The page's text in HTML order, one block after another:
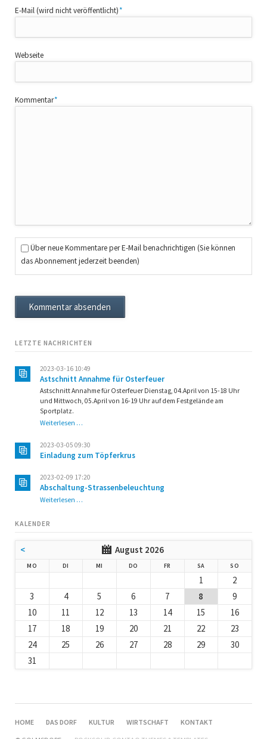
Pflichtfeld
E-Mail (wird nicht veröffentlicht)*
Webseite
Pflichtfeld
Kommentar*
Über neue Kommentare per E-Mail benachrichtigen (Sie können
das Abonnement jederzeit beenden)
Kommentar absenden
LETZTE NACHRICHTEN
2023-03-16 10:49
Astschnitt Annahme für Osterfeuer
Astschnitt Annahme für Osterfeuer Dienstag, 04.April von 15-18 Uhr
und Mittwoch, 05.April von 16-19 Uhr auf dem Festgelände am
Sportplatz.
Weiterlesen …Astschnitt
für
Osterfeuer
2023-03-05 09:30
Einladung zum Töpferkrus
2023-02-09 17:20
Abschaltung-Strassenbeleuchtung
Weiterlesen …
KALENDER
< August 2026
MO DI MI DO NNERSTAG
FR SA SO
1
2
3
4 5 6 7 8
9
10
11 12 13 14 15
16
17
18 19 20 21 22
23
24
25 26 27 28 29
30
31
NAVIGATION
HOME DAS DORF KULTUR WIRTSCHAFT
KONTAKT